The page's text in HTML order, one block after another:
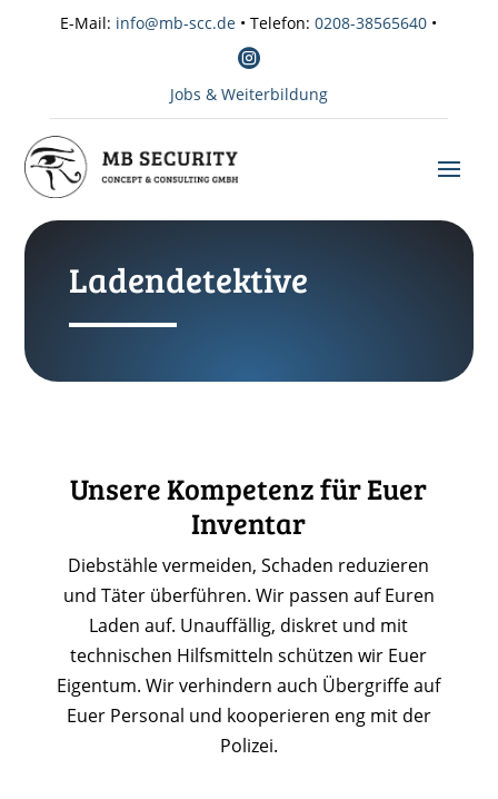
E-Mail: info@mb-scc.de • Telefon:0208-38565640 •

Jobs & Weiterbildung
Ladendetektive
Unsere Kompetenz für Euer
Inventar
Diebstähle vermeiden, Schaden reduzieren
und Täter überführen. Wir passen auf Euren
Laden auf. Unauffällig, diskret und mit
technischen Hilfsmitteln schützen wir Euer
Eigentum. Wir verhindern auch Übergriffe auf
Euer Personal und kooperieren eng mit der
Polizei.